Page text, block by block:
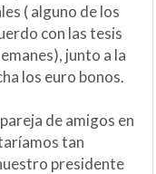
( alguno de los
con las tesis
junto a la
los euro bonos.
de amigos en
tan
presidente